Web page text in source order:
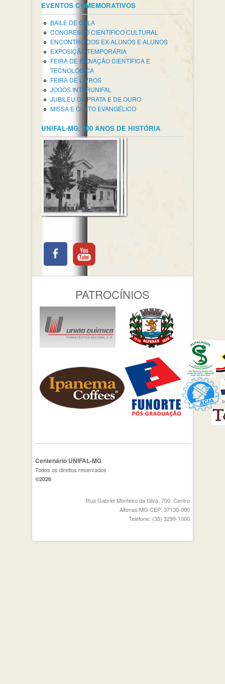
EVENTOS COMEMORATIVOS
BAILE DE GALA
CONGRESSO CIENTÍFICO CULTURAL
ENCONTRO DOS EX-ALUNOS E ALUNOS
EXPOSIÇÃO TEMPORÁRIA
FEIRA DE INOVAÇÃO CIENTÍFICA E
TECNOLÓGICA
FEIRA DE LIVROS
JOGOS INTERUNIFAL
JUBILEU DE PRATA E DE OURO
MISSA E CULTO EVANGÉLICO
UNIFAL-MG: 100 ANOS DE HISTÓRIA
PATROCÍNIOS
Centenário UNIFAL-MG
Todos os direitos reservados
©2026
Rua Gabriel Monteiro da Silva, 700, Centro
Alfenas/MG CEP: 37130-000
Telefone: (35) 3299-1000